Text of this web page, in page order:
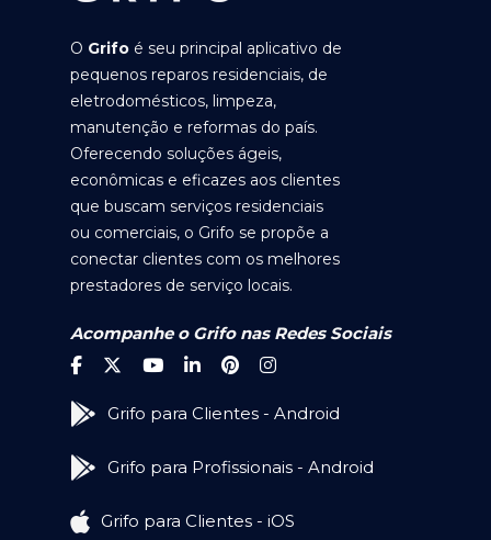
O Grifo é seu principal aplicativo de
pequenos reparos residenciais, de
eletrodomésticos, limpeza,
manutenção e reformas do país.
Oferecendo soluções ágeis,
econômicas e eficazes aos clientes
que buscam serviços residenciais
ou comerciais, o Grifo se propõe a
conectar clientes com os melhores
prestadores de serviço locais.
Acompanhe o Grifo nas Redes Sociais
Grifo para Clientes - Android
Grifo para Profissionais - Android
Grifo para Clientes - iOS